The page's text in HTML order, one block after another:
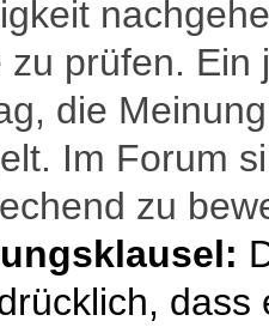
zu prüfen.
die
Im Forum
zu